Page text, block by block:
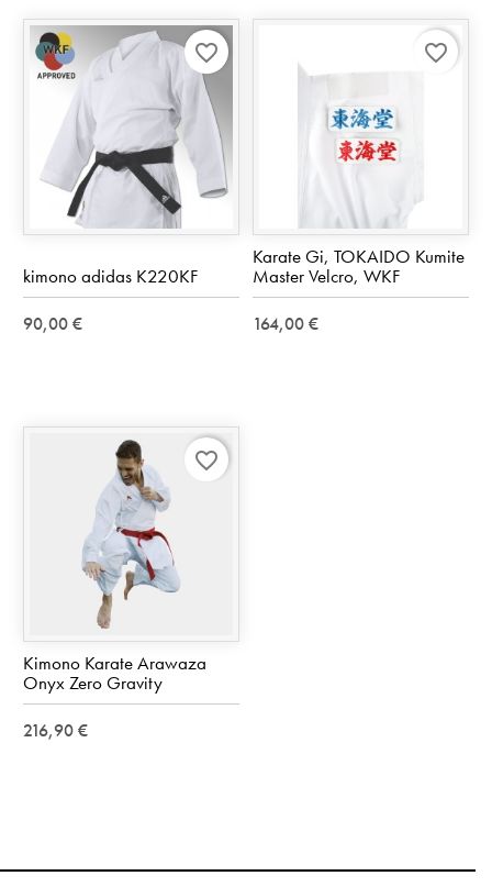
kimono adidas K220KF
90,00 €
favorite_border
Karate Gi, TOKAIDO Kumite
Master Velcro, WKF
164,00 €
favorite_border
Kimono Karate Arawaza
Onyx Zero Gravity
216,90 €
favorite_border